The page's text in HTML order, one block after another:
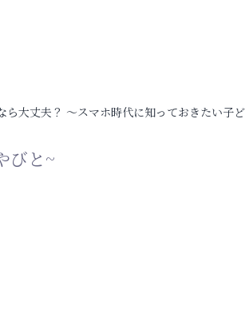
ら大丈夫？ ～スマホ時代に知っておきたい子
びと~